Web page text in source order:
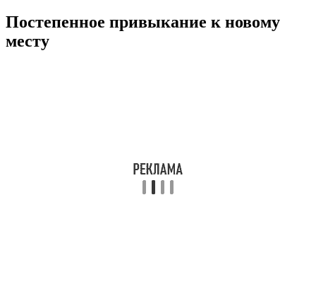
Постепенное привыкание к новому
месту